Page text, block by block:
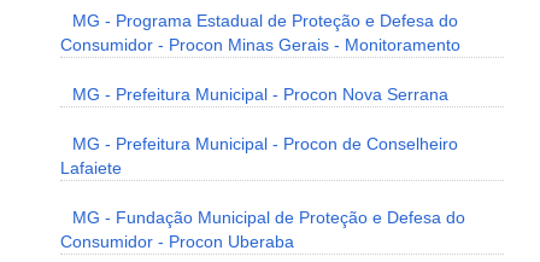
MG - Programa Estadual de Proteção e Defesa do
Consumidor - Procon Minas Gerais - Monitoramento
MG - Prefeitura Municipal - Procon Nova Serrana
MG - Prefeitura Municipal - Procon de Conselheiro
Lafaiete
MG - Fundação Municipal de Proteção e Defesa do
Consumidor - Procon Uberaba